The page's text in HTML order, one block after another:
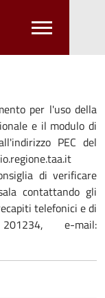
per l'uso della
e il modulo di
PEC del
di verificare
contattando gli
telefonici e di
e-mail: